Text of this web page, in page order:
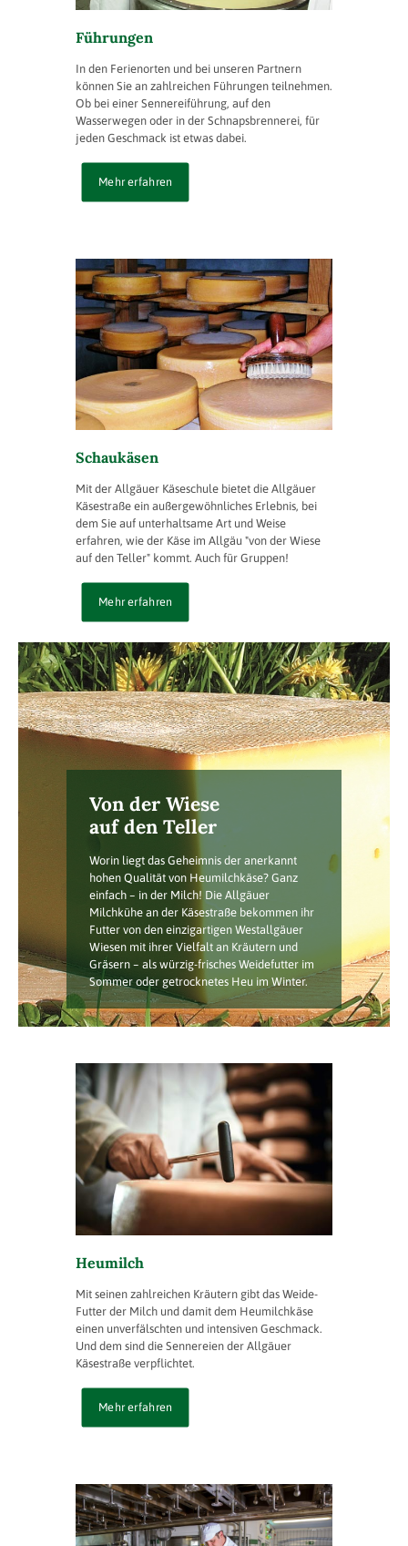
Führungen
In den Ferienorten und bei unseren Partnern
können Sie an zahlreichen Führungen teilnehmen.
Ob bei einer Sennereiführung, auf den
Wasserwegen oder in der Schnapsbrennerei, für
jeden Geschmack ist etwas dabei.
Mehr erfahren
Schaukäsen
Mit der Allgäuer Käseschule bietet die Allgäuer
Käsestraße ein außergewöhnliches Erlebnis, bei
dem Sie auf unterhaltsame Art und Weise
erfahren, wie der Käse im Allgäu "von der Wiese
auf den Teller" kommt. Auch für Gruppen!
Mehr erfahren
Von der Wiese
auf den Teller
Worin liegt das Geheimnis der anerkannt
hohen Qualität von Heumilchkäse? Ganz
einfach – in der Milch! Die Allgäuer
Milchkühe an der Käsestraße bekommen ihr
Futter von den einzigartigen Westallgäuer
Wiesen mit ihrer Vielfalt an Kräutern und
Gräsern – als würzig-frisches Weidefutter im
Sommer oder getrocknetes Heu im Winter.
Heumilch
Mit seinen zahlreichen Kräutern gibt das Weide-
Futter der Milch und damit dem Heumilchkäse
einen unverfälschten und intensiven Geschmack.
Und dem sind die Sennereien der Allgäuer
Käsestraße verpflichtet.
Mehr erfahren